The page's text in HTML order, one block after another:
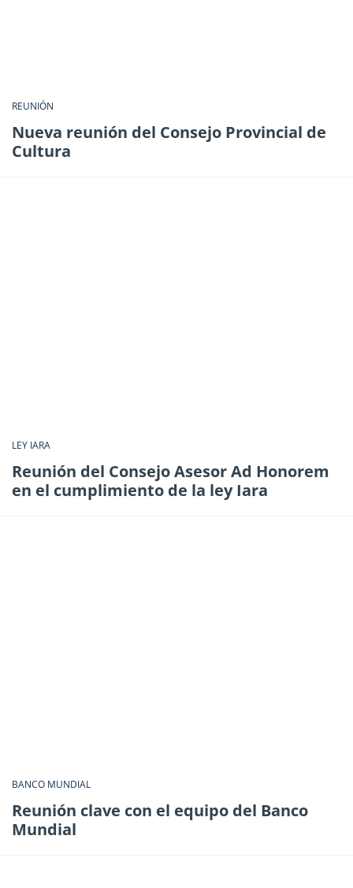
REUNIÓN
Nueva reunión del Consejo Provincial de
Cultura
LEY IARA
Reunión del Consejo Asesor Ad Honorem
en el cumplimiento de la ley Iara
BANCO MUNDIAL
Reunión clave con el equipo del Banco
Mundial